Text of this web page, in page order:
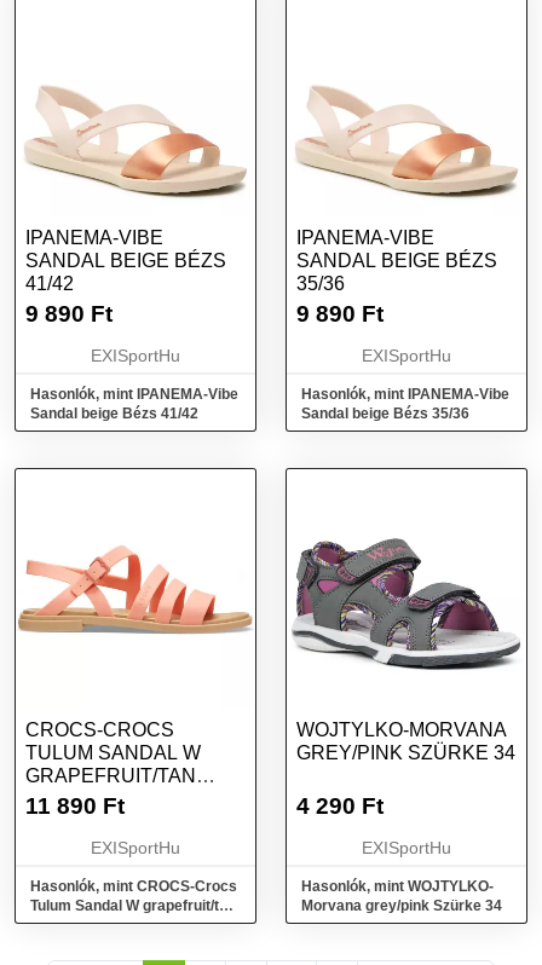
IPANEMA-VIBE
SANDAL BEIGE BÉZS
41/42
9 890 Ft
EXISportHu
Hasonlók, mint IPANEMA-Vibe
Sandal beige Bézs 41/42
IPANEMA-VIBE
SANDAL BEIGE BÉZS
35/36
9 890 Ft
EXISportHu
Hasonlók, mint IPANEMA-Vibe
Sandal beige Bézs 35/36
CROCS-CROCS
TULUM SANDAL W
GRAPEFRUIT/TAN
RÓZSASZÍN 41/42
11 890 Ft
EXISportHu
Hasonlók, mint CROCS-Crocs
Tulum Sandal W grapefruit/tan
Rózsaszín 41/42
WOJTYLKO-MORVANA
GREY/PINK SZÜRKE 34
4 290 Ft
EXISportHu
Hasonlók, mint WOJTYLKO-
Morvana grey/pink Szürke 34